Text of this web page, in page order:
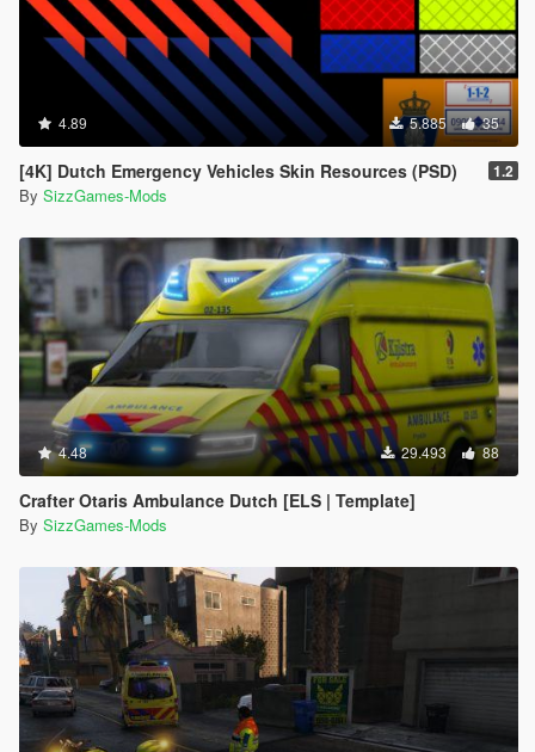
4.89 5.885 35
[4K] Dutch Emergency Vehicles Skin Resources (PSD) 1.2
By SizzGames-Mods
4.48 29.493 88
Crafter Otaris Ambulance Dutch [ELS | Template]
By SizzGames-Mods